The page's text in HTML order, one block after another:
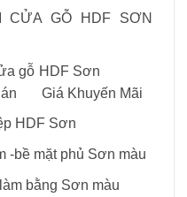
CỬA GỖ HDF SƠN
cửa gỗ HDF Sơn
Giá Khuyến Mãi
Sơn
-bề mặt phủ Sơn màu
bằng Sơn màu